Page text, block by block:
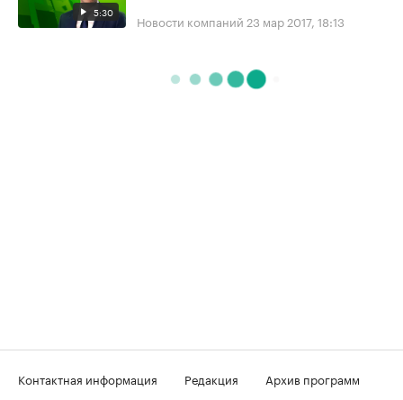
5:30 Новости компаний 23 мар 2017, 18:13
Контактная информация Редакция
Архив программ